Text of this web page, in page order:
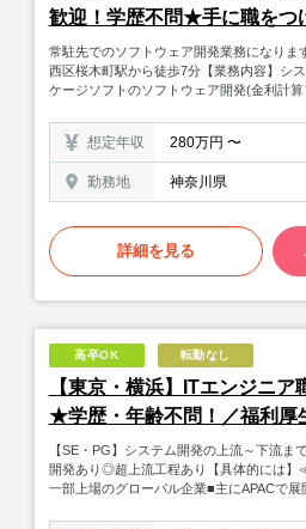
歓迎！学歴不問★手に職をつ
常駐先でのソフトウェア開発業務になりま
西区桜木町駅から徒歩7分【業務内容】シ
ケージソフトのソフトウェア開発(金利計算
ソフト(金利システム、勤怠管理システム
ます。最先端のWEBアプリケーションを開
想定年収 280万円 〜
勤務地 神奈川県
詳細を見る
高卒OK 転勤なし
【東京・横浜】ITエンジニ
★学歴・年齢不問！／福利
【SE・PG】システム開発の上流～下流
開発あり◎超上流工程あり【具体的には
一部上場のグローバル企業■主にAPACで展